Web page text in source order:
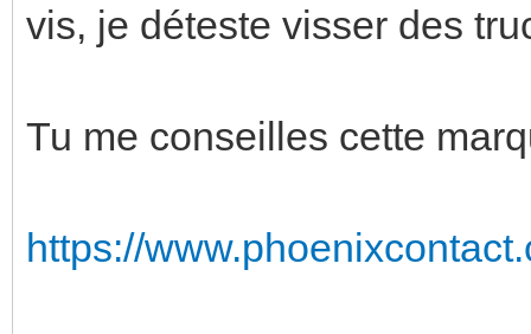
vis, je déteste visser des
Tu me conseilles cette
https://